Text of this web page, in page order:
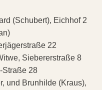
(Schubert), Eichhof 2
22
Siebererstraße 8
Straße 28
und Brunhilde (Kraus),